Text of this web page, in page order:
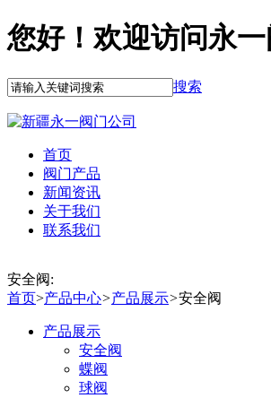
您好！欢迎访问永
搜索
首页
阀门产品
新闻资讯
关于我们
联系我们
安全阀:
首页>产品中心>产品展示>安全阀
产品展示
安全阀
蝶阀
球阀